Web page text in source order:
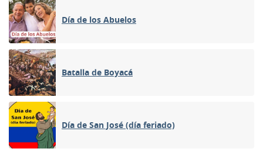
Día de los Abuelos
Batalla de Boyacá
Día de San José (día feriado)